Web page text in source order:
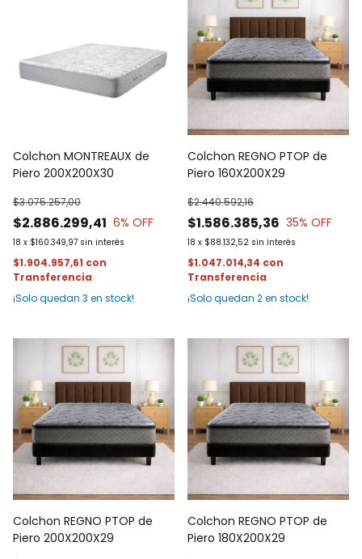
Colchon MONTREAUX de
Piero 200X200X30
$2.886.299,41
$3.075.257,00
6% OFF
18 x $160.349,97 sin interés
$1.904.957,61 con
¡Solo quedan 3 en stock!
Colchon REGNO PTOP de
Piero 160X200X29
$1.586.385,36
$2.440.592,16
35% OFF
18 x $88.132,52 sin interés
$1.047.014,34 con
¡Solo quedan 2en stock!
Colchon REGNO PTOP de
Piero 200X200X29
Colchon REGNO PTOP de
Piero 180X200X29